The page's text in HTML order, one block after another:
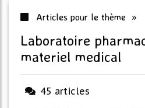
Articles pour le thème »
laboratoire pharmaceutique
materiel medical
45 articles